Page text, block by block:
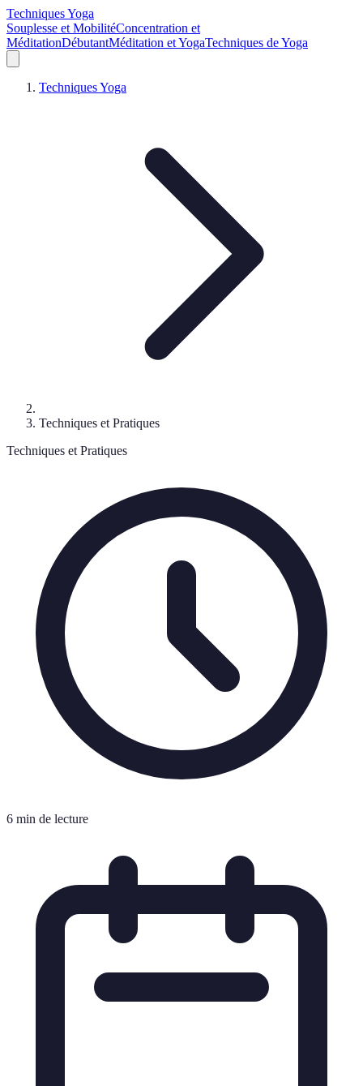
Techniques Yoga
Souplesse et MobilitéConcentration et
MéditationDébutantMéditation et YogaTechniques de Yoga
Techniques Yoga
Techniques et Pratiques
Techniques et Pratiques
6 min de lecture